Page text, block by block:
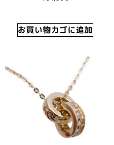
お買い物カゴに追加